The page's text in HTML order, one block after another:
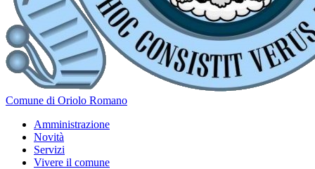
Comune di Oriolo Romano
Amministrazione
Novità
Servizi
Vivere il comune